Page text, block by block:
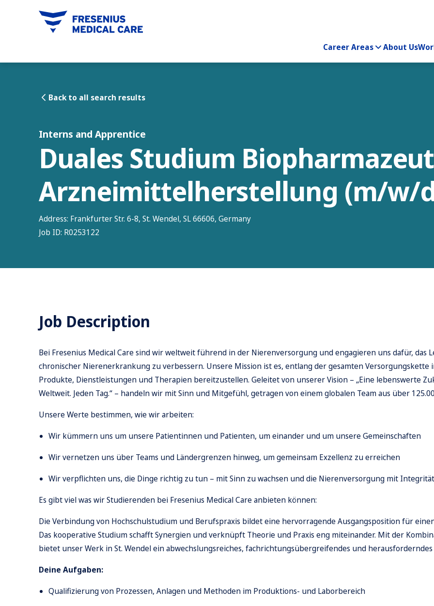
Career Areas About Us
Back to all search results
Interns and Apprentice
Duales Studium
Arzneimittelherstellung (m/w/
Address: Frankfurter Str. 6-8, St. Wendel, SL 66606, Germany
Job ID: R0253122
Job Description
Bei Fresenius Medical Care sind wir weltweit führend in der Nierenversorgung und engagieren uns dafür,
chronischer Nierenerkrankung zu verbessern. Unsere Mission ist es, entlang der gesamten
Produkte, Dienstleistungen und Therapien bereitzustellen. Geleitet von unserer Vision – „Eine lebenswerte
Weltweit. Jeden Tag.“ – handeln wir mit Sinn und Mitgefühl, getragen von einem globalen Team aus über
Unsere Werte bestimmen, wie wir arbeiten:
Wir kümmern uns um unsere Patientinnen und Patienten, um einander und um unsere Gemeinschaften
Wir vernetzen uns über Teams und Ländergrenzen hinweg, um gemeinsam Exzellenz zu erreichen
Wir verpflichten uns, die Dinge richtig zu tun – mit Sinn zu wachsen und die Nierenversorgung mit
Es gibt viel was wir Studierenden bei Fresenius Medical Care anbieten können:
Die Verbindung von Hochschulstudium und Berufspraxis bildet eine hervorragende Ausgangsposition für
Das kooperative Studium schafft Synergien und verknüpft Theorie und Praxis eng miteinander. Mit der
bietet unser Werk in St. Wendel ein abwechslungsreiches, fachrichtungsübergreifendes und
Deine Aufgaben:
Qualifizierung von Prozessen, Anlagen und Methoden im Produktions- und Laborbereich